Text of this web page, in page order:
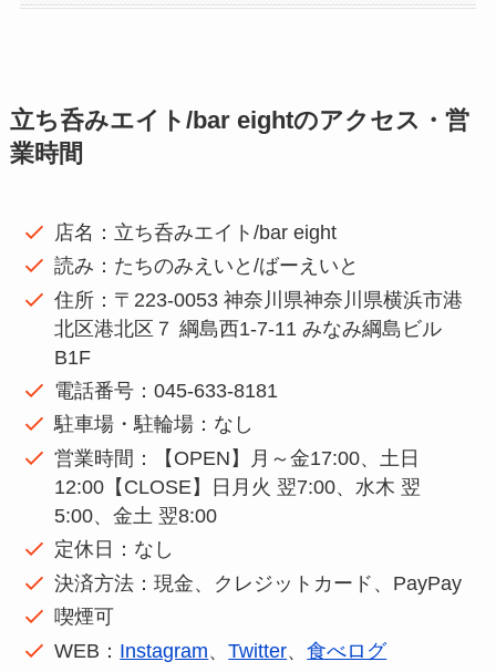
立ち呑みエイト/bar eightのアクセス・営
業時間
店名：立ち呑みエイト/bar eight
読み：たちのみえいと/ばーえいと
住所：〒223-0053 神奈川県神奈川県横浜市港
北区港北区７ 綱島西1-7-11 みなみ綱島ビル
B1F
電話番号：045-633-8181
駐車場・駐輪場：なし
営業時間：【OPEN】月～金17:00、土日
12:00【CLOSE】日月火 翌7:00、水木 翌
5:00、金土 翌8:00
定休日：なし
決済方法：現金、クレジットカード、PayPay
喫煙可
WEB： Instagram、Twitter、食べログ